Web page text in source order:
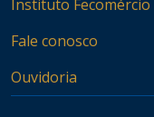
Instituto Fecomércio
Fale conosco
Ouvidoria